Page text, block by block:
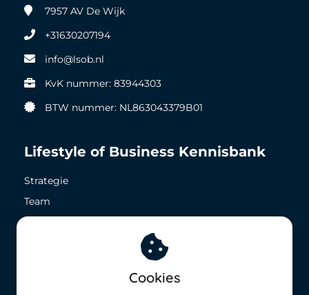
7957 AV De Wijk
+31630207194
info@lsob.nl
KvK nummer: 83944303
BTW nummer: NL863043379B01
Lifestyle of Business Kennisbank
Strategie
Team
Cookies